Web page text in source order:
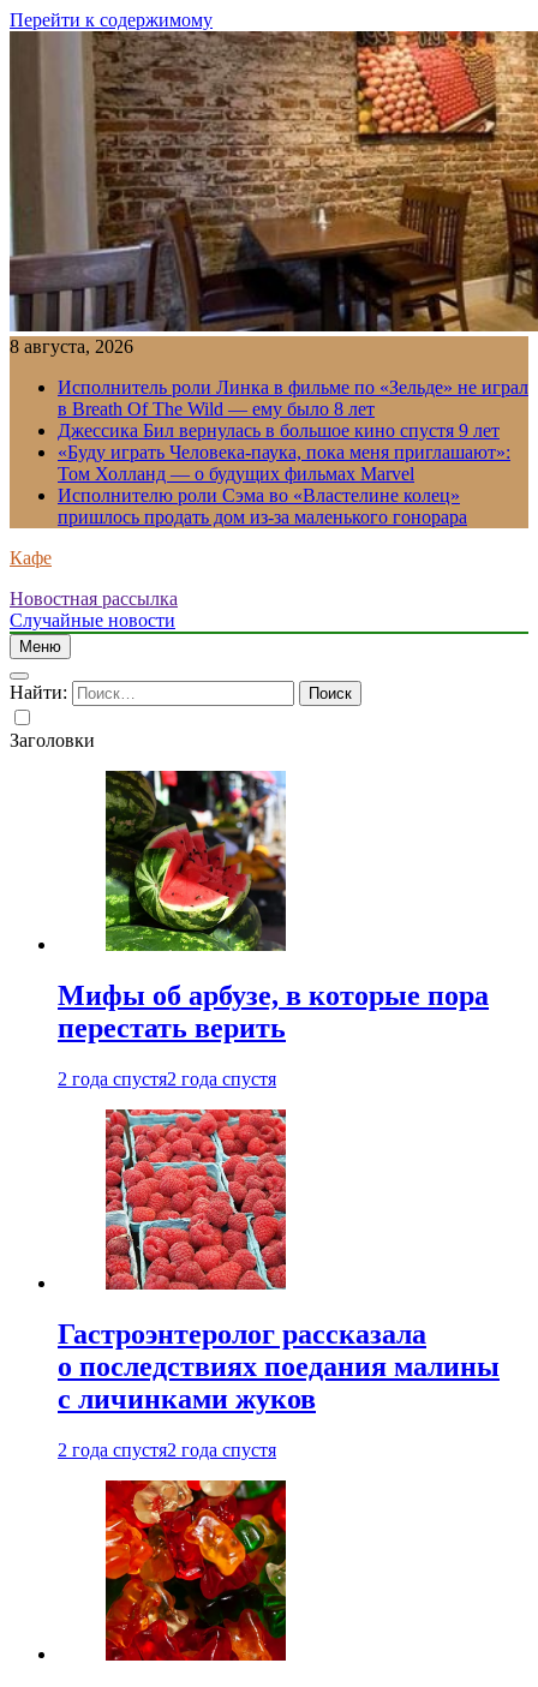
Перейти к содержимому
8 августа, 2026
Исполнитель роли Линка в фильме по «Зельде» не играл
в Breath Of The Wild — ему было 8 лет
Джессика Бил вернулась в большое кино спустя 9 лет
«Буду играть Человека-паука, пока меня приглашают»:
Том Холланд — о будущих фильмах Marvel
Исполнителю роли Сэма во «Властелине колец»
пришлось продать дом из-за маленького гонорара
Кафе
Новостная рассылка
Случайные новости
Меню
Найти:
Заголовки
Мифы об арбузе, в которые пора
перестать верить
2 года спустя2 года спустя
Гастроэнтеролог рассказала
о последствиях поедания малины
с личинками жуков
2 года спустя2 года спустя